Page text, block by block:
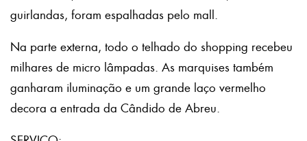
guirlandas, foram espalhadas pelo mall.
Na parte externa, todo o telhado do shopping recebeu
milhares de micro lâmpadas. As marquises também
ganharam iluminação e um grande laço vermelho
decora a entrada da Cândido de Abreu.